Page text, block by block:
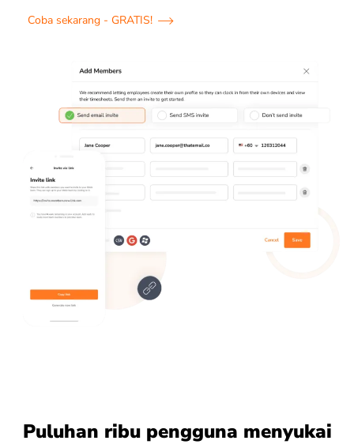
Coba sekarang - GRATIS!
Puluhan ribu pengguna menyukai